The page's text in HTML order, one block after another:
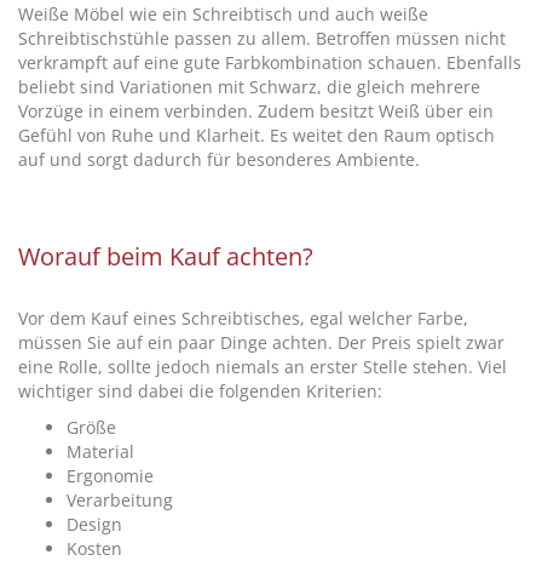
Weiße Möbel wie ein Schreibtisch und auch weiße
Schreibtischstühle passen zu allem. Betroffen müssen nicht
verkrampft auf eine gute Farbkombination schauen. Ebenfalls
beliebt sind Variationen mit Schwarz, die gleich mehrere
Vorzüge in einem verbinden. Zudem besitzt Weiß über ein
Gefühl von Ruhe und Klarheit. Es weitet den Raum optisch
auf und sorgt dadurch für besonderes Ambiente.
Worauf beim Kauf achten?
Vor dem Kauf eines Schreibtisches, egal welcher Farbe,
müssen Sie auf ein paar Dinge achten. Der Preis spielt zwar
eine Rolle, sollte jedoch niemals an erster Stelle stehen. Viel
wichtiger sind dabei die folgenden Kriterien:
Größe
Material
Ergonomie
Verarbeitung
Design
Kosten